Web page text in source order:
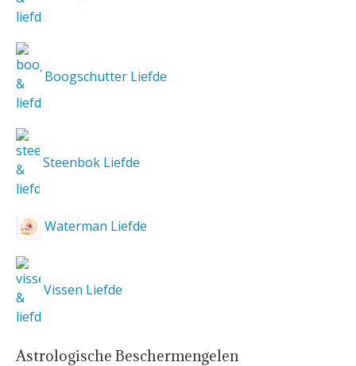
Boogschutter Liefde
Steenbok Liefde
Waterman Liefde
Vissen Liefde
Astrologische Beschermengelen